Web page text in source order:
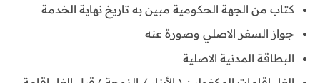
كتاب من الجهة الحكومية مبين به تاريخ نهاية الخدمة
جواز السفر الاصلي وصورة عنه
البطاقة المدنية الاصلية